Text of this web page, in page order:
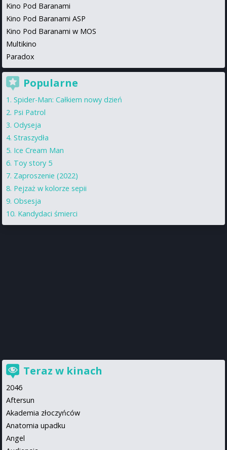
Kino Pod Baranami
Kino Pod Baranami ASP
Kino Pod Baranami w MOS
Multikino
Paradox
Popularne
Spider-Man: Całkiem nowy dzień
Psi Patrol
Odyseja
Straszydła
Ice Cream Man
Toy story 5
Zaproszenie (2022)
Pejzaż w kolorze sepii
Obsesja
Kandydaci śmierci
Teraz w kinach
2046
Aftersun
Akademia złoczyńców
Anatomia upadku
Angel